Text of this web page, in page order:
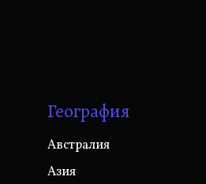
География
Австралия
Азия